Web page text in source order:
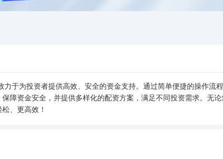
于为投资者提供高效、安全的资金支持。通过简单便捷的操作流
障资金安全，并提供多样化的配资方案，满足不同投资需求。无
、更高效！